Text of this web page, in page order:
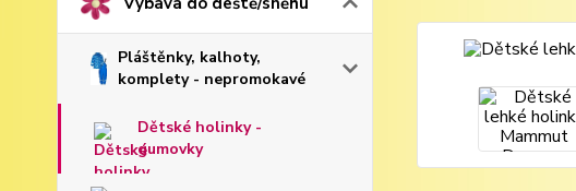
Pláštěnky, kalhoty,
komplety - nepromokavé
Dětské holinky -
gumovky